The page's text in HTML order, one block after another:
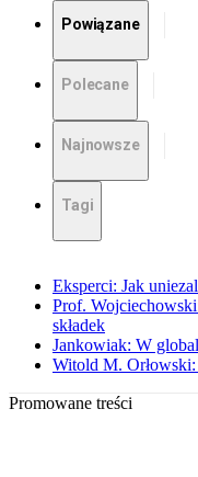
Powiązane
Polecane
Najnowsze
Tagi
Eksperci: Jak
Prof.
składek
Jankowiak: W
Witold M.
Promowane treści